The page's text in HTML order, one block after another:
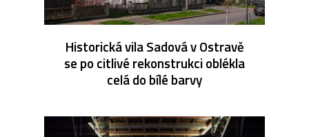
Historická vila Sadová v Ostravě
se po citlivé rekonstrukci oblékla
celá do bílé barvy